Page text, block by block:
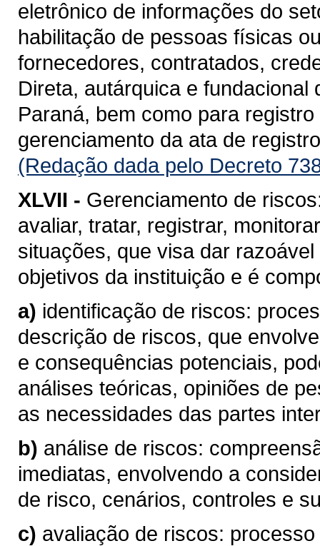
eletrônico de informações do
habilitação de pessoas físicas
fornecedores, contratados,
Direta, autárquica e
Paraná, bem como para
gerenciamento da ata de
(Redação dada pelo Decreto
XLVII - Gerenciamento de
avaliar, tratar, registrar,
situações, que visa dar
objetivos da instituição e é
a) identificação de riscos:
descrição de riscos, que
e consequências potenciais,
análises teóricas, opiniões de
as necessidades das partes
b) análise de riscos:
imediatas, envolvendo a
de risco, cenários, controles e
c) avaliação de riscos: